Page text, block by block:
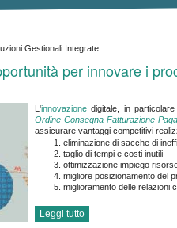
Gestionali Integrate
per innovare i
L'innovazione digitale, in
Ordine-Consegna-Fatturazione-
assicurare vantaggi competitivi
eliminazione di sacche di
taglio di tempi e costi inutili
ottimizzazione impiego
migliore posizionamento del
miglioramento delle relazioni
Leggi tutto